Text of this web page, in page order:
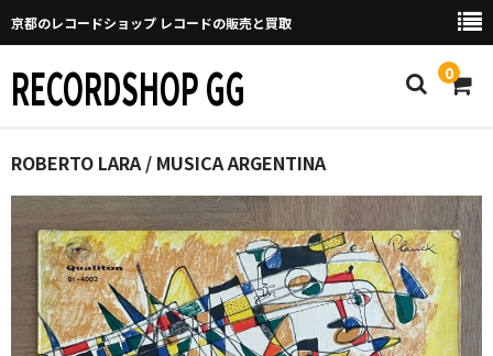
京都のレコードショップ レコードの販売と買取
RECORDSHOP GG 0
Home
マイページ
GGについて
買取について
取り置きなどについて
ROBERTO LARA / MUSICA ARGENTINA